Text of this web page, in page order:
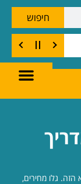
חיפוש
גלו מחירים,